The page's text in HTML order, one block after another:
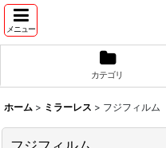
メニュー
カテゴリ
ホーム > ミラーレス > フジフィルム